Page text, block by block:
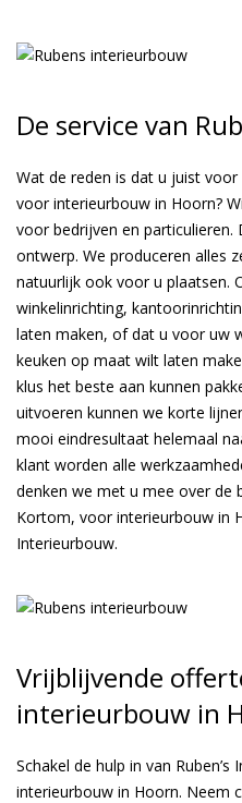
De service van
Wat de reden is dat u juist voor
voor interieurbouw in Hoorn?
voor bedrijven en
ontwerp. We produceren alles
natuurlijk ook voor u plaatsen.
winkelinrichting,
laten maken, of dat u voor uw
keuken op maat wilt laten
klus het beste aan kunnen
uitvoeren kunnen we korte
mooi eindresultaat helemaal
klant worden alle
denken we met u mee over de
Kortom, voor interieurbouw in
Interieurbouw.
Vrijblijvende
interieurbouw in
Schakel de hulp in van
interieurbouw in Hoorn. Neem